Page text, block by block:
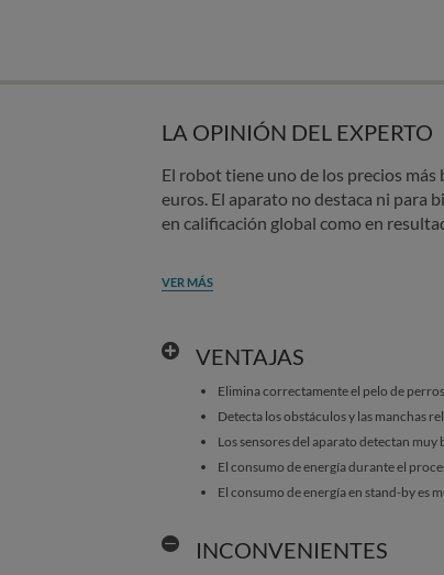
LA OPINIÓN DEL EXPERTO
El robot tiene uno de los precios
euros. El aparato no destaca ni para
en calificación global como en
VER MÁS
VENTAJAS
Elimina correctamente el pelo de
Detecta los obstáculos y las manchas
Los sensores del aparato detectan muy
El consumo de energía durante el
El consumo de energía en stand-by es
INCONVENIENTES